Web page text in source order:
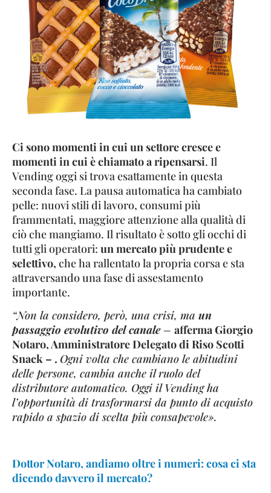
Ci sono momenti in cui un settore cresce e
momenti in cui è chiamato a ripensarsi. Il
Vending oggi si trova esattamente in questa
seconda fase. La pausa automatica ha cambiato
pelle: nuovi stili di lavoro, consumi più
frammentati, maggiore attenzione alla qualità di
ciò che mangiamo. Il risultato è sotto gli occhi di
tutti gli operatori: un mercato più prudente e
selettivo, che ha rallentato la propria corsa e sta
attraversando una fase di assestamento
importante.
“Non la considero, però, una crisi, ma un
passaggio evolutivo del canale– afferma Giorgio
Notaro, Amministratore Delegato di Riso Scotti
Snack – . Ogni volta che cambiano le abitudini
delle persone, cambia anche il ruolo del
distributore automatico. Oggi il Vending ha
l’opportunità di trasformarsi da punto di acquisto
rapido a spazio di scelta più consapevole».
Dottor Notaro, andiamo oltre i numeri: cosa ci sta
dicendo davvero il mercato?